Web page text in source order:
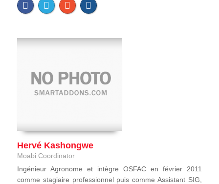
Hervé Kashongwe
Moabi Coordinator
Ingénieur Agronome et intègre OSFAC en février 2011
comme stagiaire professionnel puis comme Assistant SIG,